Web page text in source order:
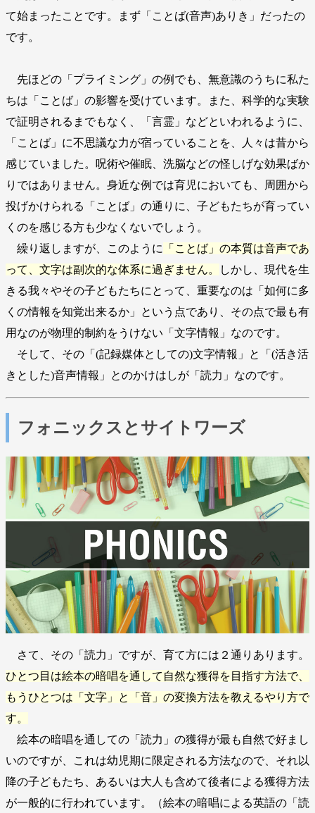
て始まったことです。まず「ことば(音声)ありき」だったの
です。
先ほどの「プライミング」の例でも、無意識のうちに私た
ちは「ことば」の影響を受けています。また、科学的な実験
で証明されるまでもなく、「言霊」などといわれるように、
「ことば」に不思議な力が宿っていることを、人々は昔から
感じていました。呪術や催眠、洗脳などの怪しげな効果ばか
りではありません。身近な例では育児においても、周囲から
投げかけられる「ことば」の通りに、子どもたちが育ってい
くのを感じる方も少なくないでしょう。
繰り返しますが、このように
「ことば」の本質は音声であ
って、文字は副次的な体系に過ぎません。
しかし、現代を生
きる我々やその子どもたちにとって、重要なのは「如何に多
くの情報を知覚出来るか」という点であり、その点で最も有
用なのが物理的制約をうけない「文字情報」なのです。
そして、その「(記録媒体としての)文字情報」と「(活き活
きとした)音声情報」とのかけはしが「読力」なのです。
フォニックスとサイトワーズ
さて、その「読力」ですが、育て方には２通りあります。
ひとつ目は絵本の暗唱を通して自然な獲得を目指す方法で、
もうひとつは「文字」と「音」の変換方法を教えるやり方で
す。
絵本の暗唱を通しての「読力」の獲得が最も自然で好まし
いのですが、これは幼児期に限定される方法なので、それ以
降の子どもたち、あるいは大人も含めて後者による獲得方法
が一般的に行われています。（絵本の暗唱による英語の「読